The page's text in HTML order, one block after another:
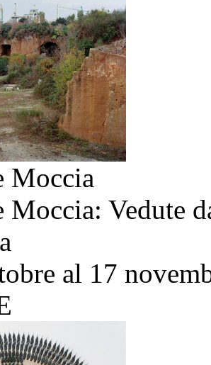
Moccia
Moccia: Vedute
al 17